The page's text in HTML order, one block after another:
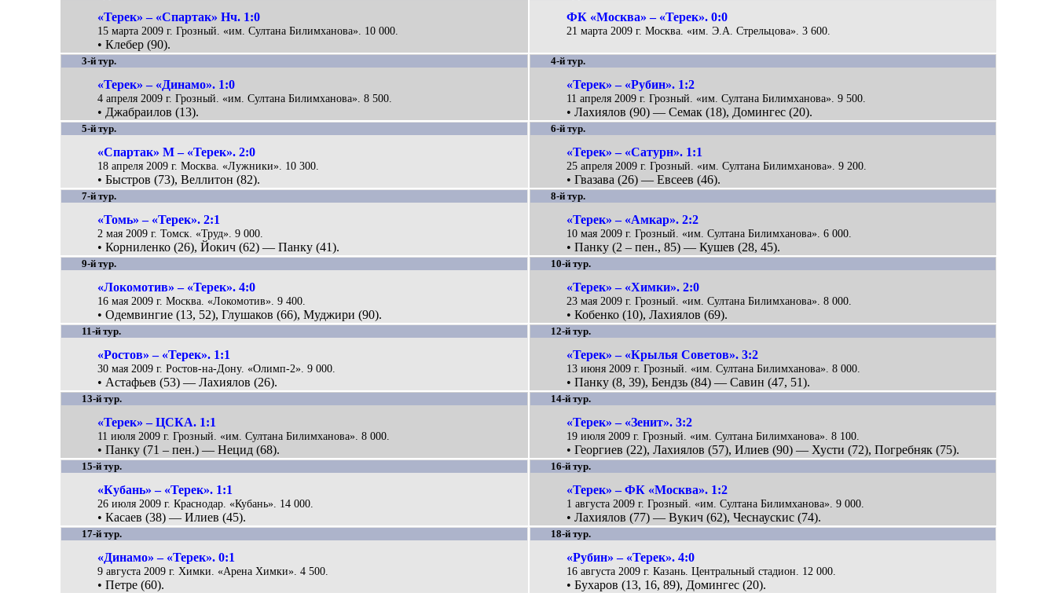
«Терек» – «Спартак» Нч. 1:0
15 марта 2009 г. Грозный. «им. Султана Билимханова». 10 000.
• Клебер (90).
ФК «Москва» – «Терек». 0:0
21 марта 2009 г. Москва. «им. Э.А. Стрельцова». 3 600.
3-й тур.
«Терек» – «Динамо». 1:0
4 апреля 2009 г. Грозный. «им. Султана Билимханова». 8 500.
• Джабраилов (13).
4-й тур.
«Терек» – «Рубин». 1:2
11 апреля 2009 г. Грозный. «им. Султана Билимханова». 9 500.
• Лахиялов (90) — Семак (18), Домингес (20).
5-й тур.
«Спартак» М – «Терек». 2:0
18 апреля 2009 г. Москва. «Лужники». 10 300.
• Быстров (73), Веллитон (82).
6-й тур.
«Терек» – «Сатурн». 1:1
25 апреля 2009 г. Грозный. «им. Султана Билимханова». 9 200.
• Гвазава (26) — Евсеев (46).
7-й тур.
«Томь» – «Терек». 2:1
2 мая 2009 г. Томск. «Труд». 9 000.
• Корниленко (26), Йокич (62) — Панку (41).
8-й тур.
«Терек» – «Амкар». 2:2
10 мая 2009 г. Грозный. «им. Султана Билимханова». 6 000.
• Панку (2 – пен., 85) — Кушев (28, 45).
9-й тур.
«Локомотив» – «Терек». 4:0
16 мая 2009 г. Москва. «Локомотив». 9 400.
• Одемвингие (13, 52), Глушаков (66), Муджири (90).
10-й тур.
«Терек» – «Химки». 2:0
23 мая 2009 г. Грозный. «им. Султана Билимханова». 8 000.
• Кобенко (10), Лахиялов (69).
11-й тур.
«Ростов» – «Терек». 1:1
30 мая 2009 г. Ростов-на-Дону. «Олимп-2». 9 000.
• Астафьев (53) — Лахиялов (26).
12-й тур.
«Терек» – «Крылья Советов». 3:2
13 июня 2009 г. Грозный. «им. Султана Билимханова». 8 000.
• Панку (8, 39), Бендзь (84) — Савин (47, 51).
13-й тур.
«Терек» – ЦСКА. 1:1
11 июля 2009 г. Грозный. «им. Султана Билимханова». 8 000.
• Панку (71 – пен.) — Нецид (68).
14-й тур.
«Терек» – «Зенит». 3:2
19 июля 2009 г. Грозный. «им. Султана Билимханова». 8 100.
• Георгиев (22), Лахиялов (57), Илиев (90) — Хусти (72), Погребняк (75).
15-й тур.
«Кубань» – «Терек». 1:1
26 июля 2009 г. Краснодар. «Кубань». 14 000.
• Касаев (38) — Илиев (45).
16-й тур.
«Терек» – ФК «Москва». 1:2
1 августа 2009 г. Грозный. «им. Султана Билимханова». 9 000.
• Лахиялов (77) — Вукич (62), Чеснаускис (74).
17-й тур.
«Динамо» – «Терек». 0:1
9 августа 2009 г. Химки. «Арена Химки». 4 500.
• Петре (60).
18-й тур.
«Рубин» – «Терек». 4:0
16 августа 2009 г. Казань. Центральный стадион. 12 000.
• Бухаров (13, 16, 89), Домингес (20).